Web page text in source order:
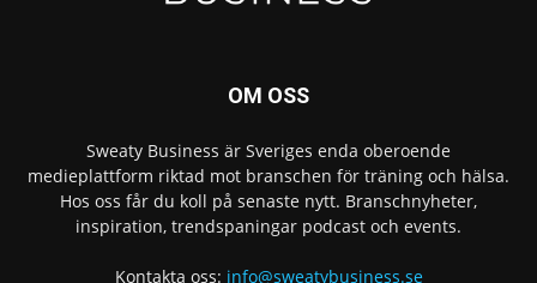
OM OSS
Sweaty Business är Sveriges enda oberoende
medieplattform riktad mot branschen för träning och hälsa.
Hos oss får du koll på senaste nytt. Branschnyheter,
inspiration, trendspaningar podcast och events.
Kontakta oss: info@sweatybusiness.se